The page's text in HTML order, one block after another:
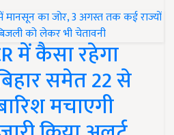
में कैसा रहेगा
समेत 22 से
मचाएगी